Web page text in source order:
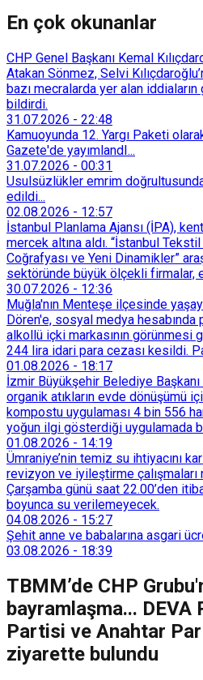
En çok okunanlar
CHP Genel Başkanı Kemal
Atakan Sönmez, Selvi
bazı mecralarda yer alan iddiaların
bildirdi.
31.07.2026 - 22:48
Kamuoyunda 12. Yargı Paketi
Gazete'de yayımlandI...
31.07.2026 - 00:31
Usulsüzlükler emrim
edildi...
02.08.2026 - 12:57
İstanbul Planlama Ajansı (İPA),
mercek altına aldı. “İstanbul
Coğrafyası ve Yeni Dinamikler”
sektöründe büyük ölçekli firmalar,
İstanbul’dan devlet destekli teşvik
Trakya’daki OSB’lere taşınmaya
küçük ölçekli üretim merkezleri de
Sultançiftliği, Esenyurt,
ilçelere yöneldi.
30.07.2026 - 12:36
Muğla'nın Menteşe ilçesinde
Dören'e, sosyal medya hesabında
alkollü içki markasının
244 lira idari para cezası kesildi.
taşımadığını savunan Dören,
başvurdu.
01.08.2026 - 18:17
İzmir Büyükşehir Belediye
organik atıkların evde dönüşümü
kompostu uygulaması 4 bin 556
yoğun ilgi gösterdiği uygulamada
Tarımsal Hizmetler Dairesi
128 bokaşi kompost eğitimi
sürdürülebilir atık yönetimi
01.08.2026 - 14:19
Ümraniye’nin temiz su ihtiyacını
revizyon ve iyileştirme
Çarşamba günü saat 22.00’den
boyunca su verilemeyecek.
04.08.2026 - 15:27
Şehit anne ve babalarına asgari
03.08.2026 - 18:39
TBMM’de CHP
bayramlaşma...
Partisi ve Anahtar
ziyarette bulundu